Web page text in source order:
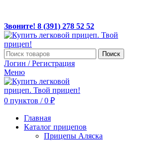
Звоните! 8 (391) 278 52 52
Поиск
Логин / Регистрация
Меню
0 пунктов / 0 ₽
Главная
Каталог прицепов
Прицепы Аляска